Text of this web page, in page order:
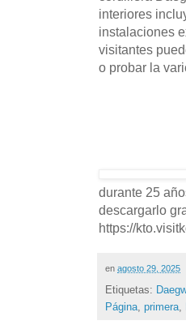
interiores
instalaciones
visitantes
o probar la
durante 25
descargarlo
https://
en agosto 29, 2025
Etiquetas:
Página, primera,